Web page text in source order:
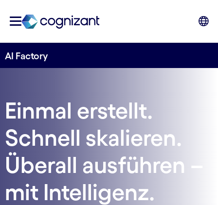
AI Factory
Einmal erstellt.
Schnell skalieren.
Überall ausführen –
mit Intelligenz.